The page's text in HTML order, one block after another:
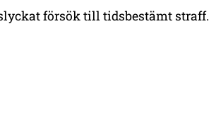
försök till tidsbestämt straff.